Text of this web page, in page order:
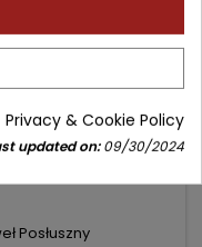
Posłuszny
Privacy & Cookie Policy
updated on:09/30/2024